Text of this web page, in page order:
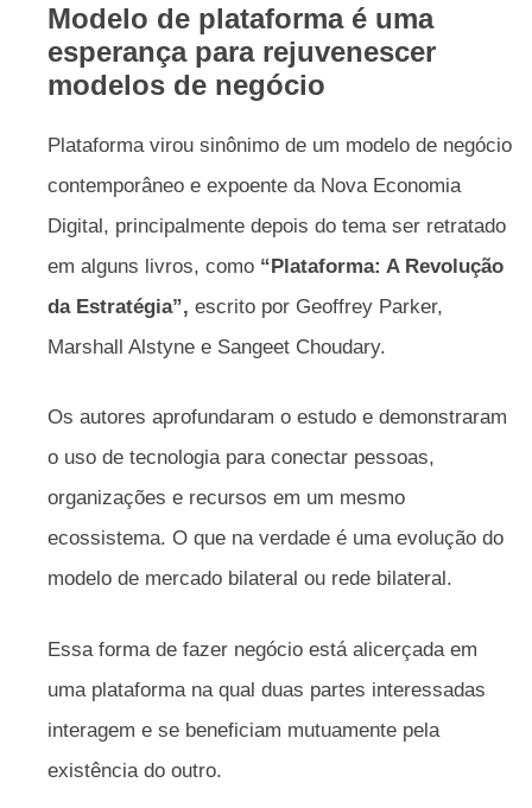
Modelo de plataforma é uma
esperança para rejuvenescer
modelos de negócio
Plataforma virou sinônimo de um modelo de negócio
contemporâneo e expoente da Nova Economia
Digital, principalmente depois do tema ser retratado
em alguns livros, como “Plataforma: A Revolução
da Estratégia”, escrito por Geoffrey Parker,
Marshall Alstyne e Sangeet Choudary.
Os autores aprofundaram o estudo e demonstraram
o uso de tecnologia para conectar pessoas,
organizações e recursos em um mesmo
ecossistema. O que na verdade é uma evolução do
modelo de mercado bilateral ou rede bilateral.
Essa forma de fazer negócio está alicerçada em
uma plataforma na qual duas partes interessadas
interagem e se beneficiam mutuamente pela
existência do outro.